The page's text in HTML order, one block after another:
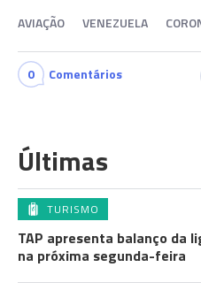
AVIAÇÃO VENEZUELA
0 Comentários
Últimas
TURISMO
TAP apresenta balanço da
na próxima segunda-feira